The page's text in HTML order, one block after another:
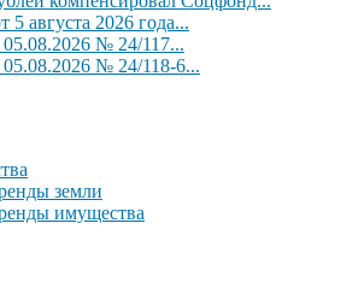
5 августа 2026 года...
№ 24/117...
№ 24/118-6...
земли
имущества